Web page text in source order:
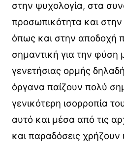
στην ψυχολογία, στα
προσωπικότητα και στην
όπως και στην αποδοχή
σημαντική για την φύση
γενετήσιας ορμής
όργανα παίζουν πολύ
γενικότερη ισορροπία
αυτό και μέσα από τις
και παραδόσεις χρήζουν